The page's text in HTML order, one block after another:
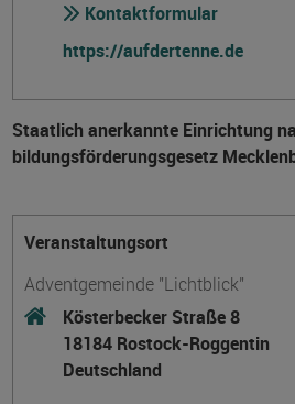
Kontaktformular
https://aufdertenne.de
Staatlich anerkannte Einrichtung
bildungs­förderungs­gesetz
Veranstaltungsort
Adventgemeinde "Lichtblick"
Kösterbecker Straße 8
18184 Rostock-Roggentin
Deutschland